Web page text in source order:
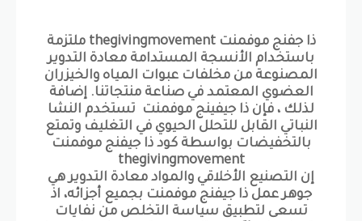
ذا جفنج موفمنت thegivingmovement ملتزمة
باستخدام الأنسجة المستدامة معادة التدوير
المصنوعة من مخلفات عبوات المياه والخيزران
العضوي المعتمد في صناعة منتجاتنا. إضافة
لذلك ، فإن ذا جيفينج موفمنت تستخدم النشا
النباتي القابل للتحلل الحيوي في التغليف وتمتع
بالتخفيضات بواسطة كود ذا جيفنج موفمنت
thegivingmovement
إن التصنيع الأخلاقي والمواد معادة التدوير هي
جوهر عمل ذا جيفنج موفمنت بجميع أجزائه، اذ
تسعى لتطبيق سياسة التخلص من نفايات